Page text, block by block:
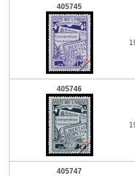
405745
405746
405747